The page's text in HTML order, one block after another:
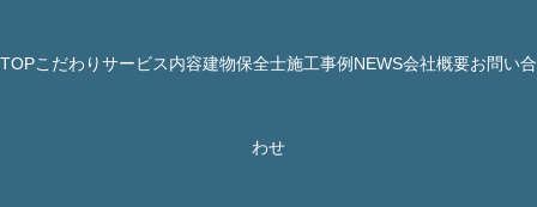
TOPこだわりサービス内容建物保全士施工事例 NEWS会社概要お問い合
わせ